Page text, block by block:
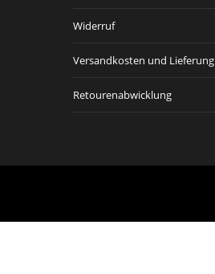
Widerruf
Versandkosten und Lieferung
Retourenabwicklung